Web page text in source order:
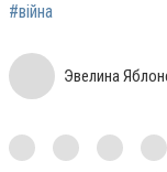
#війна
Эвелина